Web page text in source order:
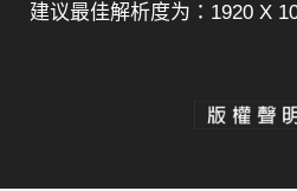
建议最佳解析度为：1920 X